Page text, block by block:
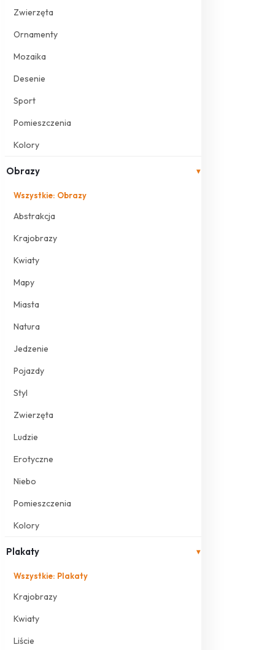
Zwierzęta
Ornamenty
Mozaika
Desenie
Sport
Pomieszczenia
Kolory
Obrazy ▾
Wszystkie: Obrazy
Abstrakcja
Krajobrazy
Kwiaty
Mapy
Miasta
Natura
Jedzenie
Pojazdy
Styl
Zwierzęta
Ludzie
Erotyczne
Niebo
Pomieszczenia
Kolory
Plakaty ▾
Wszystkie: Plakaty
Krajobrazy
Kwiaty
Liście